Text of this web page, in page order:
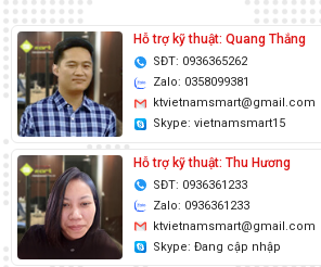
Hỗ trợ kỹ thuật: Quang Thắng
SĐT: 0936365262
Zalo: 0358099381
ktvietnamsmart@gmail.com
Skype: vietnamsmart15
Hỗ trợ kỹ thuật: Thu Hương
SĐT: 0936361233
Zalo: 0936361233
ktvietnamsmart@gmail.com
Skype: Đang cập nhập